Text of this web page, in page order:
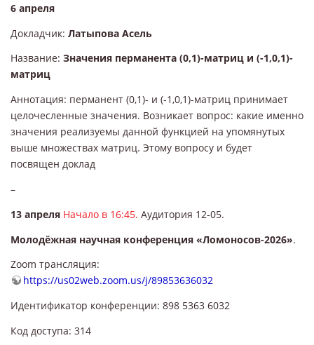
6 апреля
Докладчик: Латыпова Асель
Название: Значения перманента (0,1)-матриц и (-1,0,1)-
матриц
Аннотация: перманент (0,1)- и (-1,0,1)-матриц принимает
целочесленные значения. Возникает вопрос: какие именно
значения реализуемы данной функцией на упомянутых
выше множествах матриц. Этому вопросу и будет
посвящен доклад
–
13 апреля Начало в 16:45. Аудитория 12-05.
Молодёжная научная конференция «Ломоносов-2026».
Zoom трансляция:
https://us02web.zoom.us/j/89853636032
Идентификатор конференции: 898 5363 6032
Код доступа: 314